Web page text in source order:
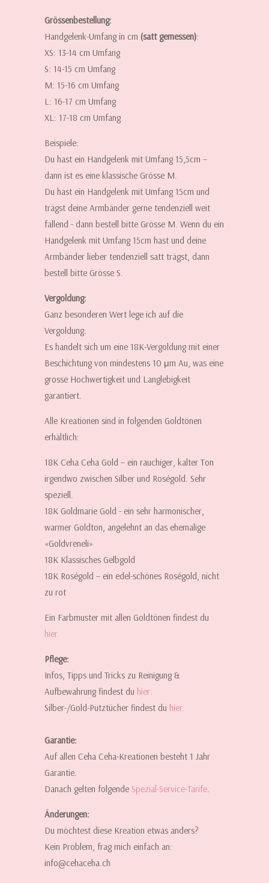
Grössenbestellung:
Handgelenk-Umfang in cm (satt gemessen):
XS: 13-14 cm Umfang
S: 14-15 cm Umfang
M: 15-16 cm Umfang
L: 16-17 cm Umfang
XL: 17-18 cm Umfang
Beispiele:
Du hast ein Handgelenk mit Umfang 15,5cm –
dann ist es eine klassische Grösse M.
Du hast ein Handgelenk mit Umfang 15cm und
trägst deine Armbänder gerne tendenziell weit
fallend - dann bestell bitte Grösse M. Wenn du ein
Handgelenk mit Umfang 15cm hast und deine
Armbänder lieber tendenziell satt trägst, dann
bestell bitte Grösse S.
Vergoldung:
Ganz besonderen Wert lege ich auf die
Vergoldung.
Es handelt sich um eine 18K-Vergoldung mit einer
Beschichtung von mindestens 10 μm Au, was eine
grosse Hochwertigkeit und Langlebigkeit
garantiert.
Alle Kreationen sind in folgenden Goldtönen
erhältlich:
18K Ceha Ceha Gold – ein rauchiger, kalter Ton
irgendwo zwischen Silber und Roségold. Sehr
speziell.
18K Goldmarie Gold - ein sehr harmonischer,
warmer Goldton, angelehnt an das ehemalige
«Goldvreneli»
18K Klassisches Gelbgold
18K Roségold – ein edel-schönes Roségold, nicht
zu rot
Ein Farbmuster mit allen Goldtönen findest du
hier.
Pflege:
Infos, Tipps und Tricks zu Reinigung &
Aufbewahrung findest du hier.
Silber-/Gold-Putztücher findest du hier.
Garantie:
Auf allen Ceha Ceha-Kreationen besteht 1 Jahr
Garantie.
Danach gelten folgende Spezial-Service-Tarife.
Änderungen:
Du möchtest diese Kreation etwas anders?
Kein Problem, frag mich einfach an:
info@cehaceha.ch